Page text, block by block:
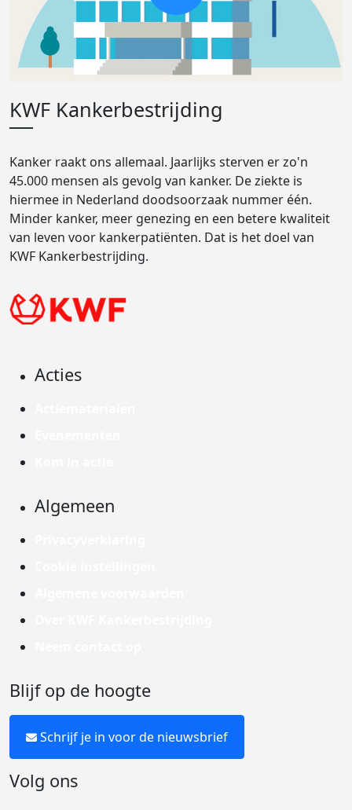
KWF Kankerbestrijding
Kanker raakt ons allemaal. Jaarlijks sterven er zo'n
45.000 mensen als gevolg van kanker. De ziekte is
hiermee in Nederland doodsoorzaak nummer één.
Minder kanker, meer genezing en een betere kwaliteit
van leven voor kankerpatiënten. Dat is het doel van
KWF Kankerbestrijding.
Acties
Algemeen
Blijf op de hoogte
Schrijf je in voor de nieuwsbrief
Volg ons